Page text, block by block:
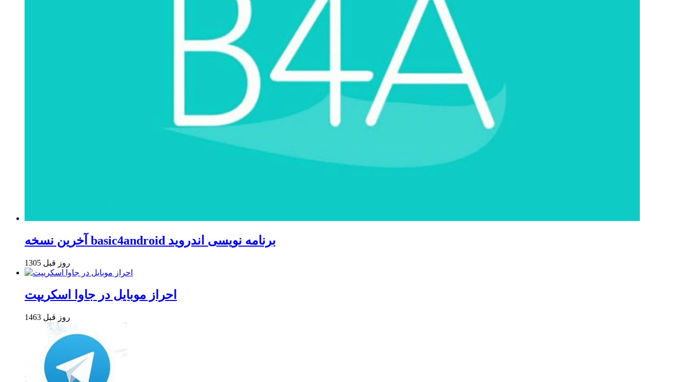
آخرین نسخه basic4android برنامه نویسی اندروید
1305 روز قبل
احراز موبایل در جاوا اسکریپت
1463 روز قبل